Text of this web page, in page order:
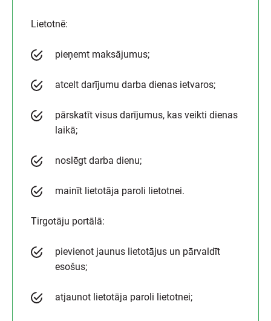
Lietotnē:
pieņemt maksājumus;
atcelt darījumu darba dienas ietvaros;
pārskatīt visus darījumus, kas veikti dienas
laikā;
noslēgt darba dienu;
mainīt lietotāja paroli lietotnei.
Tirgotāju portālā:
pievienot jaunus lietotājus un pārvaldīt
esošus;
atjaunot lietotāja paroli lietotnei;